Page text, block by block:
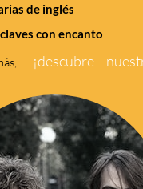
de inglés
con encanto
¡descubre